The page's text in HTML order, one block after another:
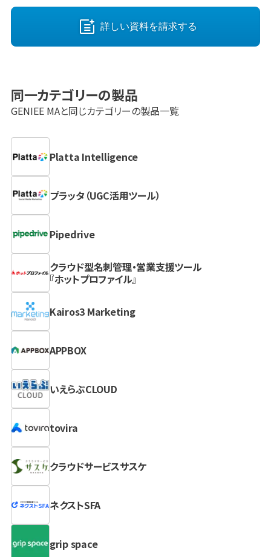
詳しい資料を請求する
同一カテゴリーの製品
GENIEE MAと同じカテゴリーの製品一覧
Platta Intelligence
プラッタ（UGC活用ツール）
Pipedrive
クラウド型名刺管理・営業支援ツール
『ホットプロファイル』
Kairos3 Marketing
APPBOX
いえらぶCLOUD
tovira
クラウドサービスサスケ
ネクストSFA
grip space